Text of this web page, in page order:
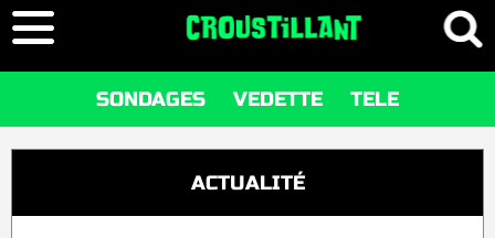
SONDAGES VEDETTE TELE
ACTUALITÉ